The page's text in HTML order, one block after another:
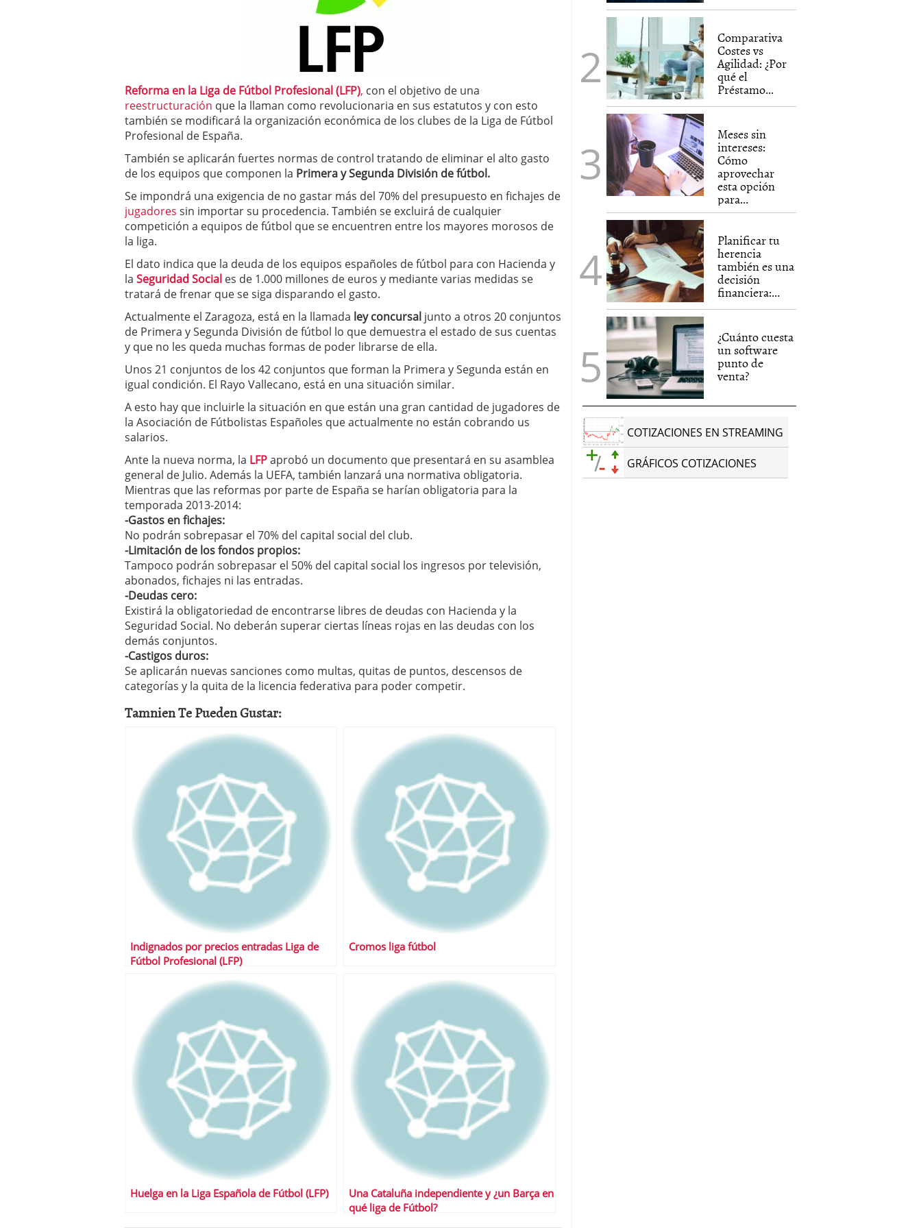
21 de noviembre de 2025
¿Cuánto cuesta un software punto de venta?
Reforma en la Liga de Fútbol Profesional (LFP), con el objetivo de una
reestructuración que la llaman como revolucionaria en sus estatutos y con esto
también se modificará la organización económica de los clubes de la Liga de Fútbol
Profesional de España.
También se aplicarán fuertes normas de control tratando de eliminar el alto gasto
de los equipos que componen la Primera y Segunda División de fútbol.
Se impondrá una exigencia de no gastar más del 70% del presupuesto en fichajes de
jugadores sin importar su procedencia. También se excluirá de cualquier
competición a equipos de fútbol que se encuentren entre los mayores morosos de
la liga.
El dato indica que la deuda de los equipos españoles de fútbol para con Hacienda y
la Seguridad Social es de 1.000 millones de euros y mediante varias medidas se
tratará de frenar que se siga disparando el gasto.
Actualmente el Zaragoza, está en la llamada ley concursal junto a otros 20 conjuntos
de Primera y Segunda División de fútbol lo que demuestra el estado de sus cuentas
y que no les queda muchas formas de poder librarse de ella.
Unos 21 conjuntos de los 42 conjuntos que forman la Primera y Segunda están en
igual condición. El Rayo Vallecano, está en una situación similar.
A esto hay que incluirle la situación en que están una gran cantidad de jugadores de
la Asociación de Fútbolistas Españoles que actualmente no están cobrando us
salarios.
Ante la nueva norma, la LFPaprobó un documento que presentará en su asamblea
general de Julio. Además la UEFA, también lanzará una normativa obligatoria.
Mientras que las reformas por parte de España se harían obligatoria para la
temporada 2013-2014:
-Gastos en fichajes:
No podrán sobrepasar el 70% del capital social del club.
-Limitación de los fondos propios:
Tampoco podrán sobrepasar el 50% del capital social los ingresos por televisión,
abonados, fichajes ni las entradas.
-Deudas cero:
Existirá la obligatoriedad de encontrarse libres de deudas con Hacienda y la
Seguridad Social. No deberán superar ciertas líneas rojas en las deudas con los
demás conjuntos.
-Castigos duros:
Se aplicarán nuevas sanciones como multas, quitas de puntos, descensos de
categorías y la quita de la licencia federativa para poder competir.
Tamnien Te Pueden Gustar:
Indignados por precios entradas Liga de
Fútbol Profesional (LFP)
Cromos liga fútbol
Huelga en la Liga Española de Fútbol (LFP)
Una Cataluña independiente y ¿un Barça en
qué liga de Fútbol?
Comparativa
Costes vs
Agilidad: ¿Por
qué el
Préstamo...
Meses sin
intereses:
Cómo
aprovechar
esta opción
para...
Planificar tu
herencia
también es una
decisión
financiera:...
¿Cuánto cuesta
un software
punto de
venta?
COTIZACIONES EN STREAMING
GRÁFICOS COTIZACIONES